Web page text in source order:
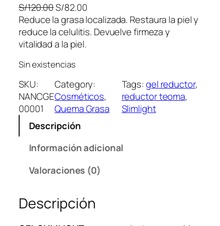
S/120.00E
l
p
r
c
i
o
o
r
i
i
n
a
e
S/82.00E
l
p
i
o
a
c
a
l
e
:
Reduce la grasa localizada. Restaura la piel y
reduce la celulitis. Devuelve firmeza y
vitalidad a la piel.
Sin existencias
SKU:
NANCGE
00001
Category:
Cosméticos
Quema Grasa
Tags:gel reductor
reductor teoma
Slimlight
Descripción
Información adicional
Valoraciones (0)
Descripción